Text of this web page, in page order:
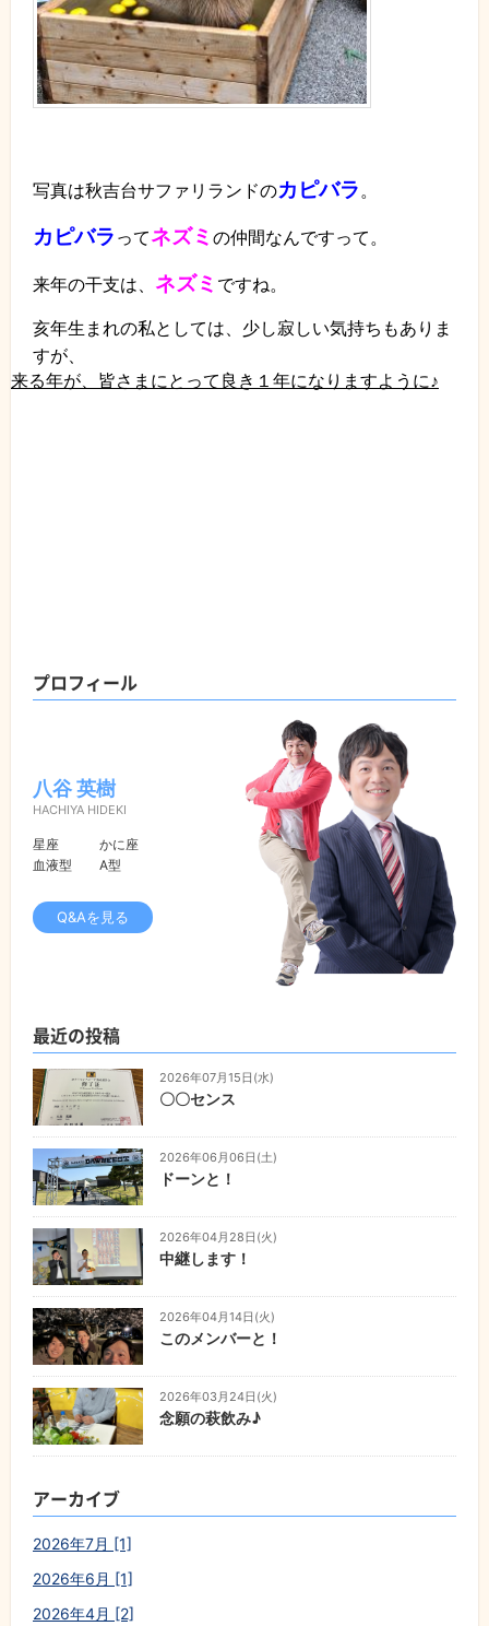
写真は秋吉台サファリランドのカピバラ 。
カピバラ ってネズミ の仲間なんですって。
来年の干支は、 ネズミ ですね。
亥年生まれの私としては、少し寂しい気持ちもありま
すが、
来る年が、 皆さまにとって良き１年になりますように♪
プロフィール
八谷 英樹
HACHIYA HIDEKI
星座
かに座
血液型
A型
Q&Aを見る
最近の投稿
2026年07月15日(水)
〇〇センス
2026年06月06日(土)
ドーンと！
2026年04月28日(火)
中継します！
2026年04月14日(火)
このメンバーと！
2026年03月24日(火)
念願の萩飲み♪
アーカイブ
2026年7月 [1]
2026年6月 [1]
2026年4月 [2]